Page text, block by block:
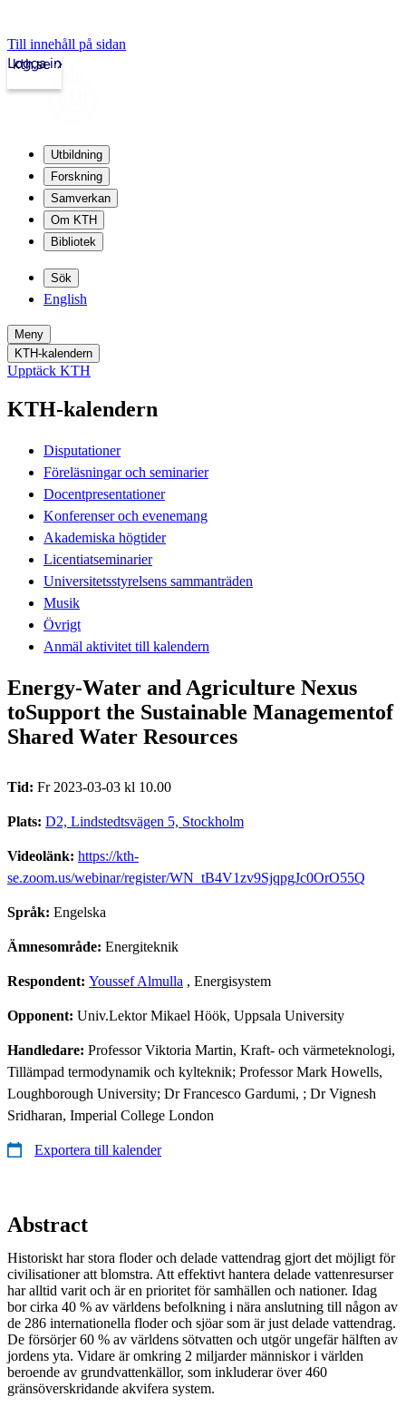
Till innehåll på sidan
kth.se
Logga in
Utbildning
Forskning
Samverkan
Om KTH
Bibliotek
Sök
English
Meny
KTH-kalendern
Upptäck KTH
KTH-kalendern
Disputationer
Föreläsningar och seminarier
Docentpresentationer
Konferenser och evenemang
Akademiska högtider
Licentiatseminarier
Universitetsstyrelsens sammanträden
Musik
Övrigt
Anmäl aktivitet till kalendern
Energy-Water and Agriculture Nexus
toSupport the Sustainable Managementof
Shared Water Resources
Tid: Fr 2023-03-03 kl 10.00
Plats: D2, Lindstedtsvägen 5, Stockholm
Videolänk: https://kth-
se.zoom.us/webinar/register/WN_tB4V1zv9SjqpgJc0OrO55Q
Språk: Engelska
Ämnesområde: Energiteknik
Respondent: Youssef Almulla , Energisystem
Opponent: Univ.Lektor Mikael Höök, Uppsala University
Handledare: Professor Viktoria Martin, Kraft- och värmeteknologi,
Tillämpad termodynamik och kylteknik; Professor Mark Howells,
Loughborough University; Dr Francesco Gardumi, ; Dr Vignesh
Sridharan, Imperial College London
Exportera till kalender
Abstract
Historiskt har stora floder och delade vattendrag gjort det möjligt för
civilisationer att blomstra. Att effektivt hantera delade vattenresurser
har alltid varit och är en prioritet för samhällen och nationer. Idag
bor cirka 40 % av världens befolkning i nära anslutning till någon av
de 286 internationella floder och sjöar som är just delade vattendrag.
De försörjer 60 % av världens sötvatten och utgör ungefär hälften av
jordens yta. Vidare är omkring 2 miljarder människor i världen
beroende av grundvattenkällor, som inkluderar över 460
gränsöverskridande akvifera system.